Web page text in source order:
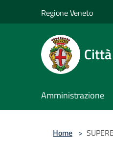
Regione Veneto
Amministrazione
Home >